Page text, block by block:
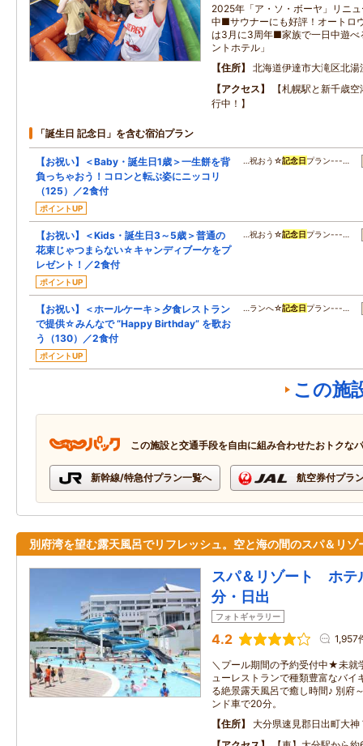
2025年「ア・ソ・ボーヤ」リニ
中■サウナーにも好評！オートロ
は3月に3周年■家族で一日中遊べ
ントホテル」
住所
北海道伊達市大滝区北
アクセス
【札幌駅と新千歳
行中！】
「誕生日 記念日」を含む宿泊プラン
【お祝い】＜Baby・誕生日1歳＞一生餅を背
負っちゃおう！コロンと転ぶ姿にニッコリ
（125）／2食付
ポイントUP
…祝おう☆記念日 プラン---…
【お祝い】＜Kids・誕生日3～5歳＞普通の
花束じゃつまらない☆キャンディブーケをプ
レゼント！／2食付
ポイントUP
…祝おう☆記念日 プラン---…
【お祝い】＜ホールケーキ＞夕食レストラン
で提供☆みんなで “Happy Birthday” を歌お
う（130）／2食付
ポイントUP
…ランへ☆記念日 プラン---…
この施
この施設と交通手段を自由に組み合わせたおトクな
新幹線/特急付プラン一覧へ 航空券付プラ
別府湾を望む露天風呂でリフレッシュ。空と海の間のスパ＆リゾ
スパ＆リゾート ホテ
分・日出
フォトギャラリー
4.2 1,957
＼プール期間の予約受付中★未就
ューレストランで種類豊富なバイ
る絶景露天風呂で癒し時間♪ 別府
ンド車で20分。
住所
大分県速見郡日出町大神